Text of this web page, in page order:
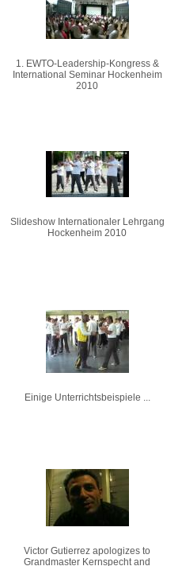
1. EWTO-Leadership-Kongress &
International Seminar Hockenheim
2010
Slideshow Internationaler Lehrgang
Hockenheim 2010
Einige Unterrichtsbeispiele ...
Victor Gutierrez apologizes to
Grandmaster Kernspecht and